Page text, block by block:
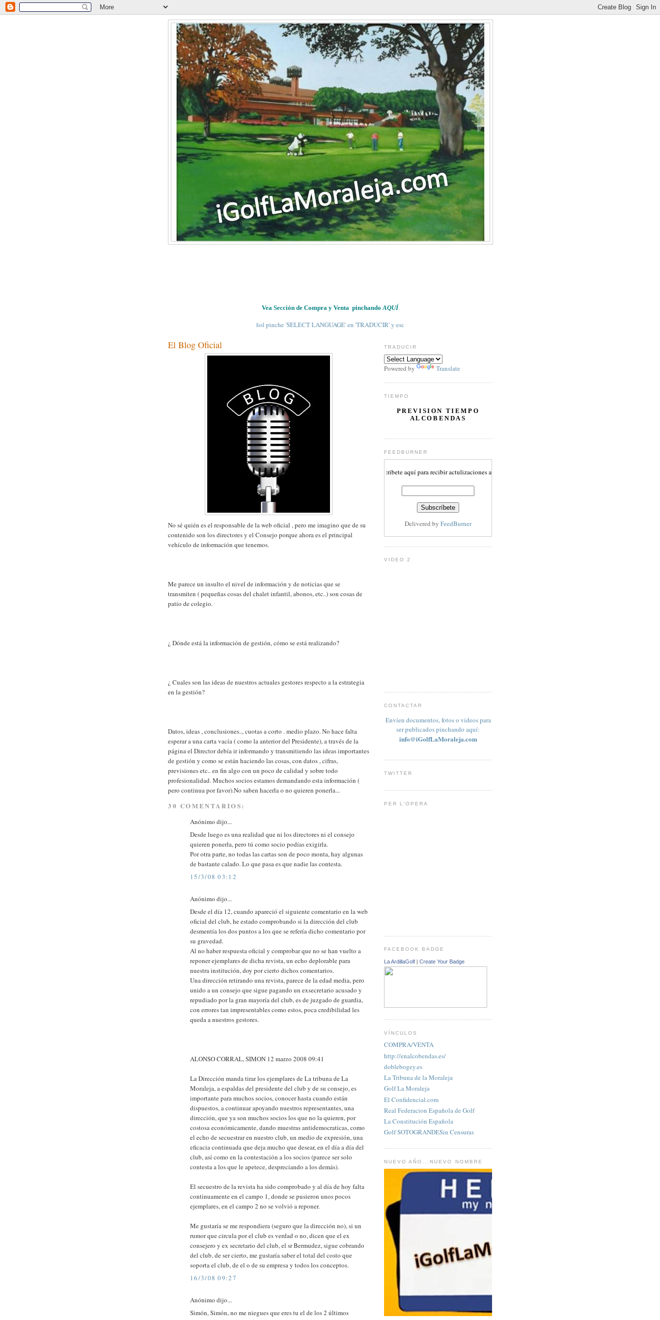
Vea Sección de Compra y Venta pinchandoAQUÍ
Para cambiar al Español pinche 'SELECT LANGUAGE' en 'TRADUCIR' y escoja 'SPANISH' en el panel derecho debajo
El Blog Oficial
No sé quién es el responsable de la web oficial , pero me imagino que de su
contenido son los directores y el Consejo porque ahora es el principal
vehículo de información que tenemos.
Me parece un insulto el nivel de información y de noticias que se
transmiten ( pequeñas cosas del chalet infantil, abonos, etc..) son cosas de
patio de colegio.
¿ Dónde está la información de gestión, cómo se está realizando?
¿ Cuales son las ideas de nuestros actuales gestores respecto a la estrategia
en la gestión?
Datos, ideas , conclusiones.., cuotas a corto . medio plazo. No hace falta
esperar a una carta vacía ( como la anterior del Presidente), a través de la
página el Director debía ir informando y transmitiendo las ideas importantes
de gestión y como se están haciendo las cosas, con datos , cifras,
previsiones etc.. en fin algo con un poco de calidad y sobre todo
profesionalidad. Muchos socios estamos demandando esta información (
pero continua por favor).No saben hacerla o no quieren ponerla...
30 COMENTARIOS:
Anónimo dijo...
Desde luego es una realidad que ni los directores ni el consejo
quieren ponerla, pero tú como socio podías exigirla.
Por otra parte, no todas las cartas son de poco monta, hay algunas
de bastante calado. Lo que pasa es que nadie las contesta.
15/3/08 03:12
Anónimo dijo...
Desde el día 12, cuando apareció el siguiente comentario en la web
oficial del club, he estado comprobando si la dirección del club
desmentía los dos puntos a los que se refería dicho comentario por
su gravedad.
Al no haber respuesta oficial y comprobar que no se han vuelto a
reponer ejemplares de dicha revista, un echo deplorable para
nuestra institución, doy por cierto dichos comentarios.
Una dirección retirando una revista, parece de la edad media, pero
unido a un consejo que sigue pagando un exsecretario acusado y
repudiado por la gran mayoría del club, es de juzgado de guardia,
con errores tan impresentables como estos, poca credibilidad les
queda a nuestros gestores.
ALONSO CORRAL, SIMON 12 marzo 2008 09:41
La Dirección manda tirar los ejemplares de La tribuna de La
Moraleja, a espaldas del presidente del club y de su consejo, es
importante para muchos socios, conocer hasta cuando están
dispuestos, a continuar apoyando nuestros representantes, una
dirección, que ya son muchos socios los que no la quieren, por
costosa económicamente, dando muestras antidemocraticas, como
el echo de secuestrar en nuestro club, un medio de expresión, una
eficacia continuada que deja mucho que desear, en el día a día del
club, así como en la contestación a los socios (parece ser solo
contesta a los que le apetece, despreciando a los demás).
El secuestro de la revista ha sido comprobado y al día de hoy falta
continuamente en el campo 1, donde se pusieron unos pocos
ejemplares, en el campo 2 no se volvió a reponer.
Me gustaría se me respondiera (seguro que la dirección no), si un
rumor que circula por el club es verdad o no, dicen que el ex
consejero y ex secretario del club, el sr Bermudez, sigue cobrando
del club, de ser cierto, me gustaría saber el total del costo que
soporta el club, de el o de su empresa y todos los conceptos.
16/3/08 09:27
Anónimo dijo...
Simón, Simón, no me niegues que eres tu el de los 2 últimos
TRADUCIR
Powered by Translate
TIEMPO
PREVISION TIEMPO
ALCOBENDAS
FEEDBURNER
Subscribete aquí para recibir actulizaciones automáticamente
Delivered by FeedBurner
VIDEO 2
CONTACTAR
Envíen documentos, fotos o videos para
ser publicados pinchando aquí:
info@iGolfLaMoraleja.com
TWITTER
PER L'OPERA
FACEBOOK BADGE
La ArdillaGolf | Create Your Badge
VÍNCULOS
COMPRA/VENTA
http://enalcobendas.es/
doblebogey.es
La Tribuna de la Moraleja
Golf La Moraleja
El Confidencial.com
Real Federacion Española de Golf
La Constitución Española
Golf SOTOGRANDESin Censuras
NUEVO AÑO...NUEVO NOMBRE